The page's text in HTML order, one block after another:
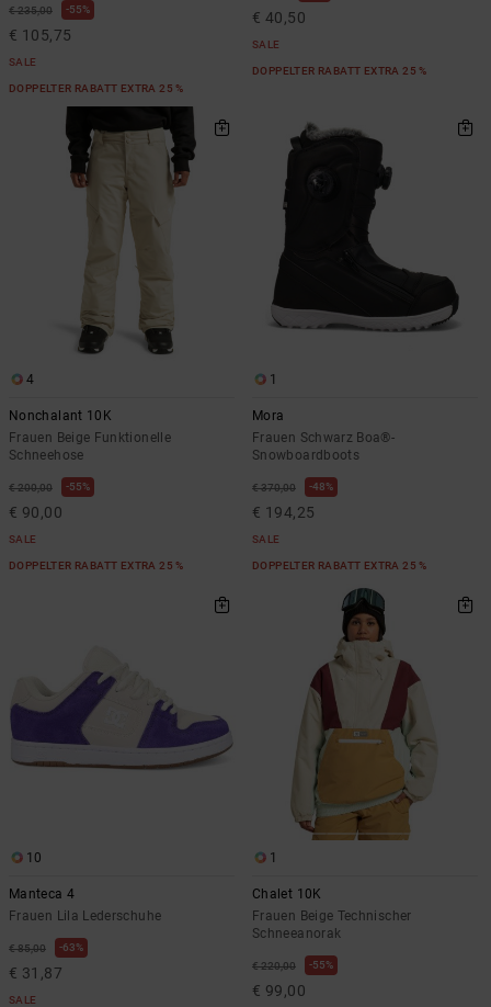
€ 235,00 55%
€ 105,75
SALE
DOPPELTER RABATT EXTRA 25 %
€ 40,50
SALE
DOPPELTER RABATT EXTRA 25 %
4
Nonchalant 10K
Frauen Beige Funktionelle
Schneehose
€ 200,00 55%
€ 90,00
SALE
DOPPELTER RABATT EXTRA 25 %
1
Mora
Frauen Schwarz Boa®-
Snowboardboots
€ 370,00 48%
€ 194,25
SALE
DOPPELTER RABATT EXTRA 25 %
10
Manteca 4
Frauen Lila Lederschuhe
€ 85,00 63%
€ 31,87
SALE
1
Chalet 10K
Frauen Beige Technischer
Schneeanorak
€ 220,00 55%
€ 99,00